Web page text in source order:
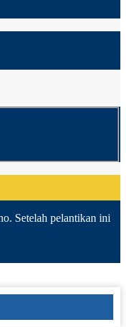
Setelah pelantikan ini